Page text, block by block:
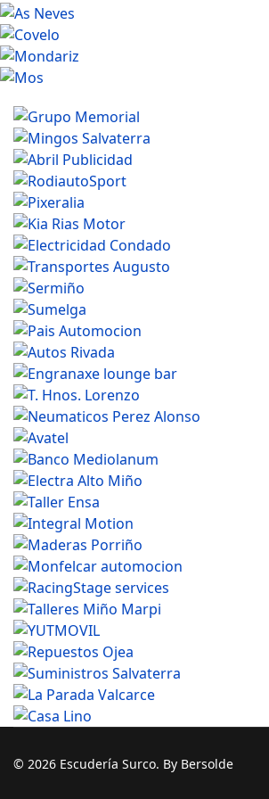
© 2026 Escudería Surco. By Bersolde